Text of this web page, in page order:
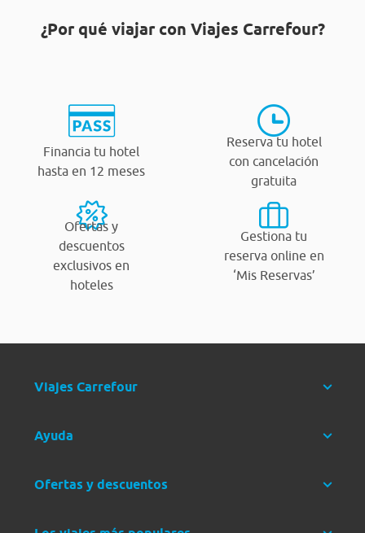
¿Por qué viajar con Viajes Carrefour?
Financia tu hotel
hasta en 12 meses
Reserva tu hotel
con cancelación
gratuita
Ofertas y
descuentos
exclusivos en
hoteles
Gestiona tu
reserva online en
‘Mis Reservas’
Viajes Carrefour
Ayuda
Ofertas y descuentos